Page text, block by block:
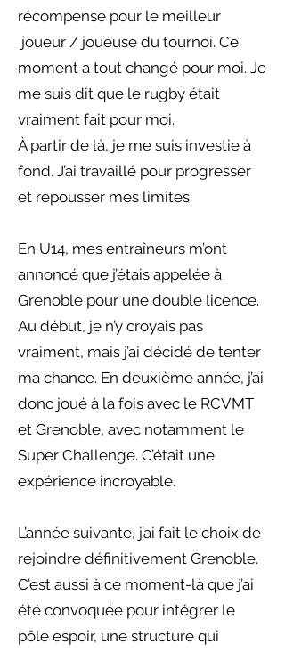
récompense pour le meilleur
joueur / joueuse du tournoi. Ce
moment a tout changé pour moi. Je
me suis dit que le rugby était
vraiment fait pour moi.
À partir de là, je me suis investie à
fond. J’ai travaillé pour progresser
et repousser mes limites.
En U14, mes entraîneurs m’ont
annoncé que j’étais appelée à
Grenoble pour une double licence.
Au début, je n’y croyais pas
vraiment, mais j’ai décidé de tenter
ma chance. En deuxième année, j’ai
donc joué à la fois avec le RCVMT
et Grenoble, avec notamment le
Super Challenge. C’était une
expérience incroyable.
L’année suivante, j’ai fait le choix de
rejoindre définitivement Grenoble.
C’est aussi à ce moment-là que j’ai
été convoquée pour intégrer le
pôle espoir, une structure qui